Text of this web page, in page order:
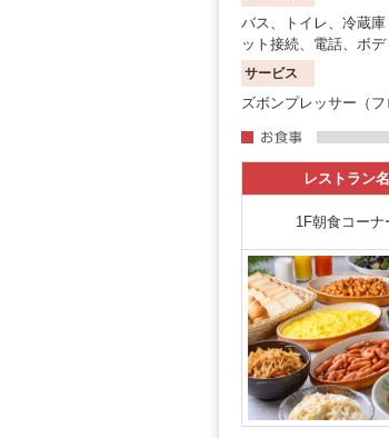
バス、トイレ、冷蔵
ット接続、電話、ボ
サービス
ズボンプレッサー（
レストラン名
1F朝食コーナ